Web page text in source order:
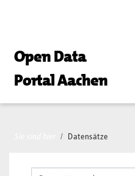
Open Data
Portal Aachen
Datensätze